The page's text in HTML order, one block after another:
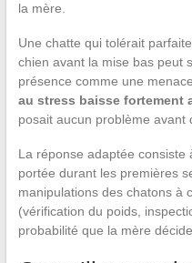
la mère.
Une chatte qui tolérait
chien avant la mise bas peut
présence comme une
au stress baisse fortement
posait aucun problème avant
La réponse adaptée consiste
portée durant les premières
manipulations des chatons à
(vérification du poids,
probabilité que la mère